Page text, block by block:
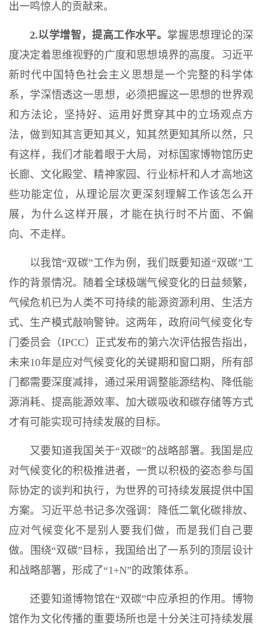
出一鸣惊人的贡献来。
2.以学增智，提高工作水平。 掌握思想理论的深
度决定着思维视野的广度和思想境界的高度。习近平
新时代中国特色社会主义思想是一个完整的科学体
系，学深悟透这一思想，必须把握这一思想的世界观
和方法论，坚持好、运用好贯穿其中的立场观点方
法，做到知其言更知其义，知其然更知其所以然，只
有这样，我们才能着眼于大局，对标国家博物馆历史
长廊、文化殿堂、精神家园、行业标杆和人才高地这
些功能定位，从理论层次更深刻理解工作该怎么开
展，为什么这样开展，才能在执行时不片面、不偏
向、不走样。
以我馆“双碳”工作为例，我们既要知道“双碳”工
作的背景情况。随着全球极端气候变化的日益频繁，
气候危机已为人类不可持续的能源资源利用、生活方
式、生产模式敲响警钟。这两年，政府间气候变化专
门委员会（IPCC）正式发布的第六次评估报告指出，
未来10年是应对气候变化的关键期和窗口期，所有部
门都需要深度减排，通过采用调整能源结构、降低能
源消耗、提高能源效率、加大碳吸收和碳存储等方式
才有可能实现可持续发展的目标。
又要知道我国关于“双碳”的战略部署。我国是应
对气候变化的积极推进者，一贯以积极的姿态参与国
际协定的谈判和执行，为世界的可持续发展提供中国
方案。习近平总书记多次强调：降低二氧化碳排放、
应对气候变化不是别人要我们做，而是我们自己要
做。围绕“双碳”目标，我国给出了一系列的顶层设计
和战略部署，形成了“1+N”的政策体系。
还要知道博物馆在“双碳”中应承担的作用。博物
馆作为文化传播的重要场所也是十分关注可持续发展